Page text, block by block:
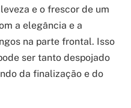
e o frescor de um
a elegância e a
na parte frontal. Isso
ser tanto despojado
da finalização e do